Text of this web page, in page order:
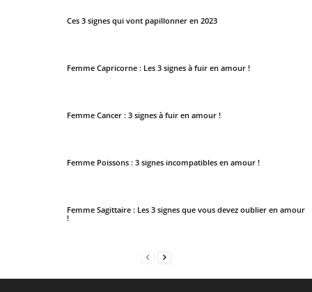
Ces 3 signes qui vont papillonner en 2023
Femme Capricorne : Les 3 signes à fuir en amour !
Femme Cancer : 3 signes à fuir en amour !
Femme Poissons : 3 signes incompatibles en amour !
Femme Sagittaire : Les 3 signes que vous devez oublier en amour
!